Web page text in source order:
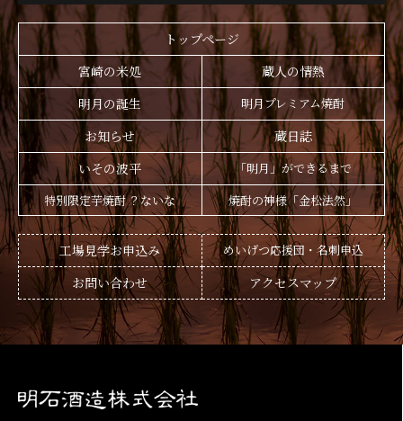
トップページ
宮崎の米処
蔵人の情熱
明月の誕生
明月プレミアム焼酎
お知らせ
蔵日誌
いその波平
「明月」ができるまで
特別限定芋焼酎 ？ないな
焼酎の神様「金松法然」
工場見学お申込み めいげつ応援団・名刺申込
お問い合わせ アクセスマップ